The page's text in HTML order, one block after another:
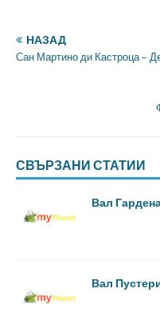
НАЗАД
Сан Мартино ди Кастроца –
СВЪРЗАНИ СТАТИИ
Вал
Вал